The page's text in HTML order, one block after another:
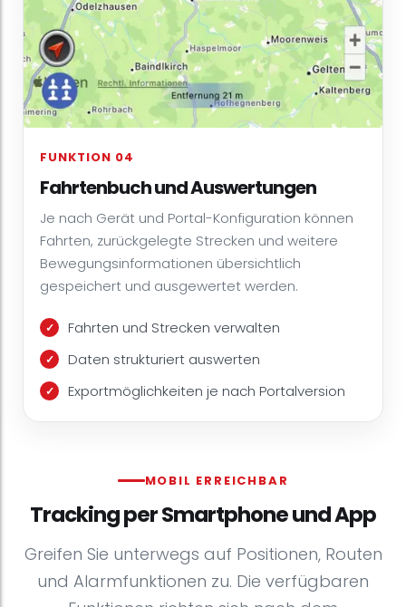
FUNKTION 04
Fahrtenbuch und Auswertungen
Je nach Gerät und Portal-Konfiguration können
Fahrten, zurückgelegte Strecken und weitere
Bewegungsinformationen übersichtlich
gespeichert und ausgewertet werden.
Fahrten und Strecken verwalten
Daten strukturiert auswerten
Exportmöglichkeiten je nach Portalversion
MOBIL ERREICHBAR
Tracking per Smartphone und App
Greifen Sie unterwegs auf Positionen, Routen
und Alarmfunktionen zu. Die verfügbaren